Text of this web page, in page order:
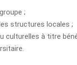
;
structures locales ;
à titre